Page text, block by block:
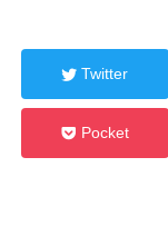
Twitter
Pocket